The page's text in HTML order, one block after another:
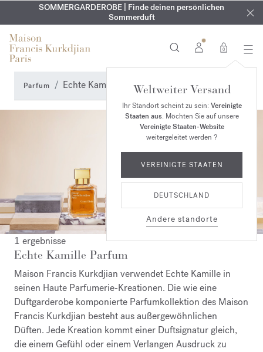
EXKLUSIV | Erhalten Sie OUD velvet moodin Ihrer Bestellung*
KOSTENLOSE GRAVUR | Auf alle Düfte und Körperöle bis zum
9. August
SOMMERGARDEROBE | Finde deinen persönlichen
Sommerduft
0
Weltweiter Versand
Ihr Standort scheint zu sein: Vereinigte
Staaten aus. Möchten Sie auf unsere
Vereinigte Staaten-Website
weitergeleitet werden ?
VEREINIGTE STAATEN
DEUTSCHLAND
Andere standorte
Parfum Echte Kamille Parfum
1 ergebnisse
Echte Kamille Parfum
Maison Francis Kurkdjian verwendet Echte Kamille in
seinen Haute Parfumerie-Kreationen. Die wie eine
Duftgarderobe komponierte Parfumkollektion des Maison
Francis Kurkdjian besteht aus außergewöhnlichen
Düften. Jede Kreation kommt einer Duftsignatur gleich,
die einem Gefühl oder einem Verlangen Ausdruck zu